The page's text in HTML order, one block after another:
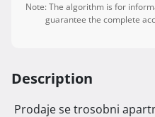
Note: The algorithm is for
guarantee the complete
Description